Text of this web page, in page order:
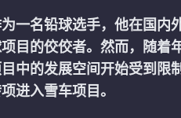
一名铅球选手，他在国内
目的佼佼者。然而，随着
中的发展空间开始受到限
进入雪车项目。